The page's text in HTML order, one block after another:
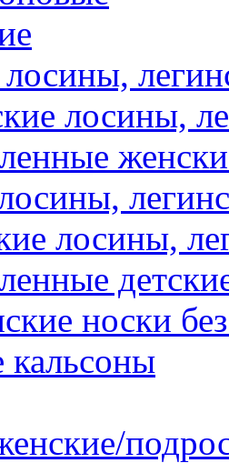
лосины,
лосины,
носки